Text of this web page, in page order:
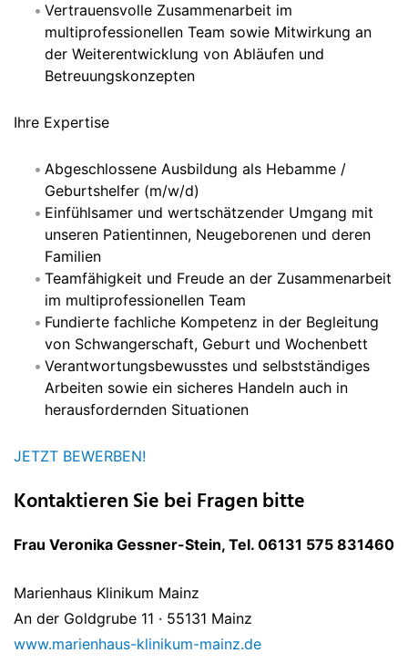
Vertrauensvolle Zusammenarbeit im
multiprofessionellen Team sowie Mitwirkung an
der Weiterentwicklung von Abläufen und
Betreuungskonzepten
Ihre Expertise
Abgeschlossene Ausbildung als Hebamme /
Geburtshelfer (m/w/d)
Einfühlsamer und wertschätzender Umgang mit
unseren Patientinnen, Neugeborenen und deren
Familien
Teamfähigkeit und Freude an der Zusammenarbeit
im multiprofessionellen Team
Fundierte fachliche Kompetenz in der Begleitung
von Schwangerschaft, Geburt und Wochenbett
Verantwortungsbewusstes und selbstständiges
Arbeiten sowie ein sicheres Handeln auch in
herausfordernden Situationen
JETZT BEWERBEN!
Kontaktieren Sie bei Fragen bitte
Frau Veronika Gessner-Stein, Tel. 06131 575 831460
Marienhaus Klinikum Mainz
An der Goldgrube 11 · 55131 Mainz
www.marienhaus-klinikum-mainz.de